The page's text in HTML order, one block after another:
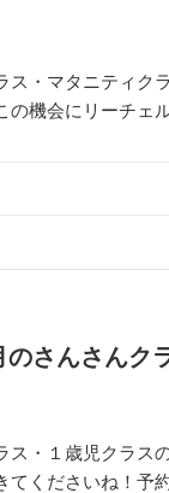
ス・マタニティク
の機会にリーチェ
のさんさんク
ス・１歳児クラス
てくださいね！予